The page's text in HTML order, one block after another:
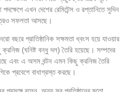
এখন দেশের রেমিটেন্স ও রপ্তানিতে সুদিন
সফলতা আসছে।
বছরে প্রাতিষ্ঠানিক সক্ষমতা ধ্বংস হয়ে যাওয়ার
(ঘনিষ্ট বন্ধু দল) তৈরি হয়েছে। সম্পদের
এবং এ অসম বন্টন এমন কিছু ক্রনিজ তৈরি
প্রবেশে বাধাগ্রস্ত করছে।